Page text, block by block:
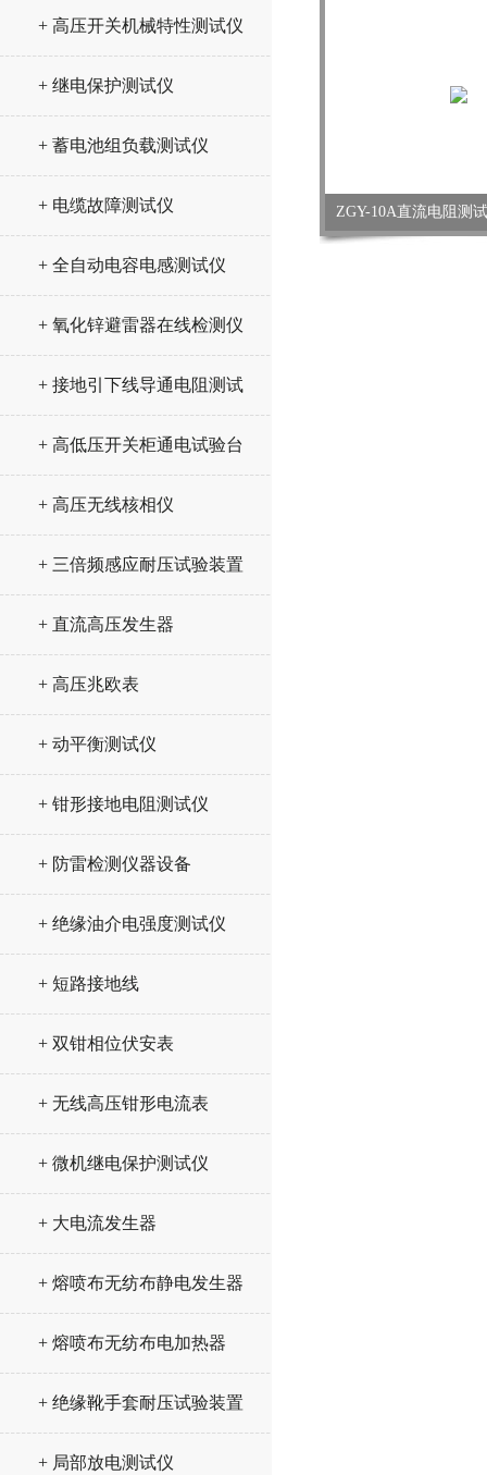
+ 高压开关机械特性测试仪
+ 继电保护测试仪
+ 蓄电池组负载测试仪
+ 电缆故障测试仪
+ 全自动电容电感测试仪
+ 氧化锌避雷器在线检测仪
+ 接地引下线导通电阻测试
仪
+ 高低压开关柜通电试验台
+ 高压无线核相仪
+ 三倍频感应耐压试验装置
+ 直流高压发生器
+ 高压兆欧表
+ 动平衡测试仪
+ 钳形接地电阻测试仪
+ 防雷检测仪器设备
+ 绝缘油介电强度测试仪
+ 短路接地线
+ 双钳相位伏安表
+ 无线高压钳形电流表
+ 微机继电保护测试仪
+ 大电流发生器
+ 熔喷布无纺布静电发生器
+ 熔喷布无纺布电加热器
+ 绝缘靴手套耐压试验装置
+ 局部放电测试仪
ZGY-10A直流电阻测